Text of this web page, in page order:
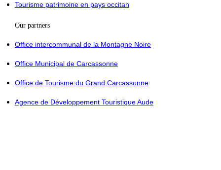
Tourisme patrimoine en pays occitan
Our partners
Office intercommunal de la Montagne Noire
Office Municipal de Carcassonne
Office de Tourisme du Grand Carcassonne
Agence de Développement Touristique Aude